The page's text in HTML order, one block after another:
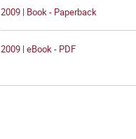
2009 | Book - Paperback
2009 | eBook - PDF